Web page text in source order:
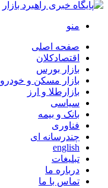
منو
صفحه اصلی
اقتصادکلان
بازار بورس
بازار مسکن و خودرو
بازارطلا و ارز
سیاسی
بانک و بیمه
فناوری
چندرسانه ای
english
تبلیغات
درباره ما
تماس با ما